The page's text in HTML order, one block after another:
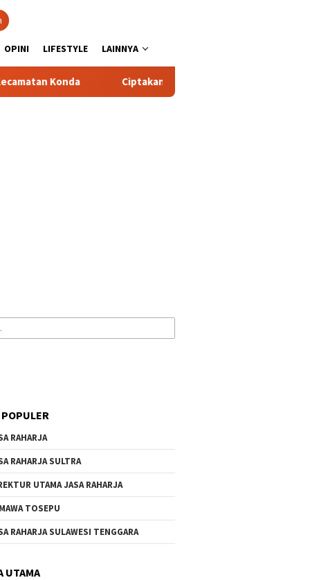
OPINI LIFESTYLE LAINNYA
Ciptakan Kondusifitas Wilayah, Sat Samapta
RAHARJA
RAHARJA SULTRA
UTAMA JASA RAHARJA
TOSEPU
RAHARJA SULAWESI TENGGARA
UTAMA